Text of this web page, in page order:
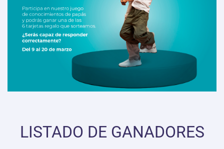
LISTADO DE GANADORES